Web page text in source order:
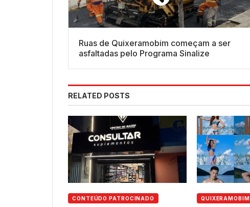
Ruas de Quixeramobim começam a ser
asfaltadas pelo Programa Sinalize
RELATED POSTS
CONTEÚDO PATROCINADO QUIXERAMOBIM